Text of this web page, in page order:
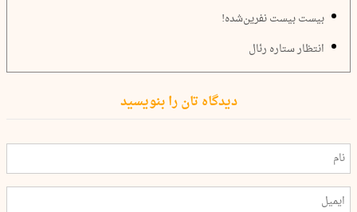
بیست بیست نفرین‌شده!
انتظار ستاره رئال
دیدگاه تان را بنویسید